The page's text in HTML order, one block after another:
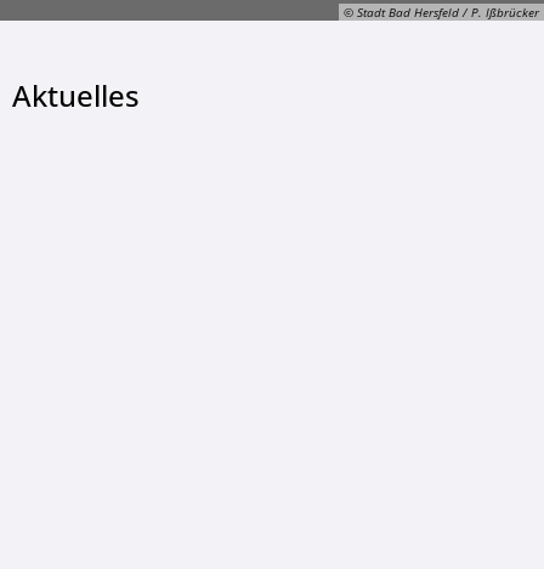
© Stadt Bad Hersfeld / P. Ißbrücker
Aktuelles